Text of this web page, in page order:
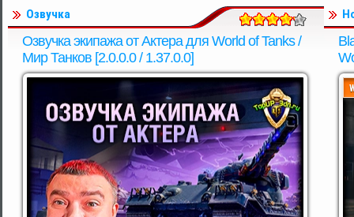
Озвучка
Озвучка экипажа от Актера для World of Tanks /
Мир Танков [2.0.0.0 / 1.37.0.0]